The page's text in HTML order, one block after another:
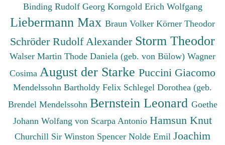
Binding Rudolf Georg Korngold Erich Wolfgang
Liebermann Max Braun Volker Körner Theodor
Schröder Rudolf Alexander Storm Theodor
Walser Martin Thode Daniela (geb. von Bülow) Wagner
Cosima August der Starke Puccini Giacomo
Mendelssohn Bartholdy Felix Schlegel Dorothea (geb.
Brendel Mendelssohn Bernstein Leonard Goethe
Johann Wolfang von Scarpa Antonio Hamsun Knut
Churchill Sir Winston Spencer Nolde Emil Joachim